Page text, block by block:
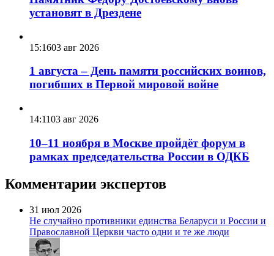
установят в Дрездене
15:1603 авг 2026
1 августа – День памяти российских воинов,
погибших в Первой мировой войне
14:1103 авг 2026
10–11 ноября в Москве пройдёт форум в
рамках председательства России в ОДКБ
Комментарии экспертов
31 июл 2026
Не случайно противники единства Беларуси и России и
Православной Церкви часто одни и те же люди